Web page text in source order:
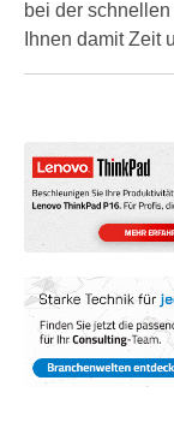
bei der
Ihnen damit Zeit